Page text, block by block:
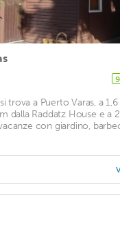
trova a Puerto Varas, a
dalla Raddatz House e a
con giardino,